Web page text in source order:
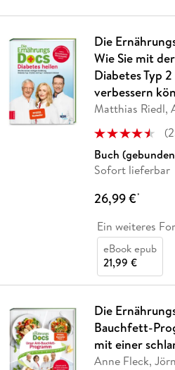
Die
Wie Sie mit
Diabetes Typ
verbessern
Matthias Riedl,
(
Buch
Sofort lieferbar
26,99 €*
Ein weiteres
eBook epub
21,99 €
Die
Bauchfett-
mit einer
Anne Fleck,